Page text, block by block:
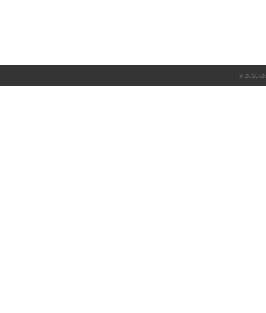
© 2010-